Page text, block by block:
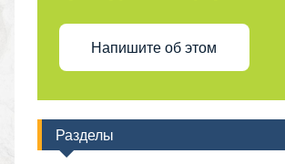
Напишите об этом
Разделы